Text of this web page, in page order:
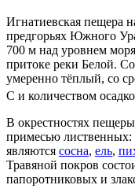
Игнатиевская пещера
предгорьях Южного
700 м над уровнем
притоке реки Белой.
умеренно тёплый, со
С и количеством
В окрестностях
примесью
являются сосна, ель,
Травяной покров
папоротниковых и